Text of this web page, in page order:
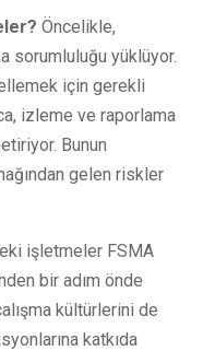
Öncelikle,
sorumluluğu yüklüyor.
için gerekli
izleme ve raporlama
Bunun
gelen riskler
işletmeler FSMA
bir adım önde
kültürlerini de
katkıda